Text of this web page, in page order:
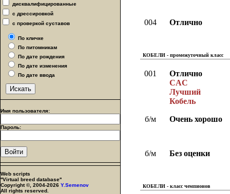
дисквалифицированные
с дрессировкой
с проверкой суставов
По кличке
По питомникам
По дате рождения
По дате изменения
По дате ввода
Имя пользователя:
Пароль:
Web scripts
''Virtual breed database''
Copyright ©, 2004-2026 Y.Semenov
All rights reserved.
004 Отлично
КОБЕЛИ - промежуточный класс
001
Отлично
CAC
Лучший
Кобель
б/м Очень хорошо
б/м Без оценки
КОБЕЛИ - класс чемпионов